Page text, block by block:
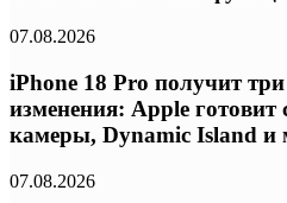
07.08.2026
iPhone 18 Pro получит
изменения: Apple готовит
камеры, Dynamic Island и
07.08.2026